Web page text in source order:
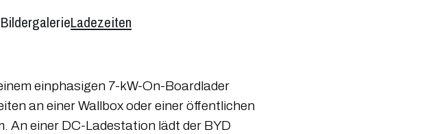
BildergalerieLadezeiten
einphasigen 7-kW-On-Boardlader
an einer Wallbox oder einer öffentlichen
An einer DC-Ladestation lädt der BYD